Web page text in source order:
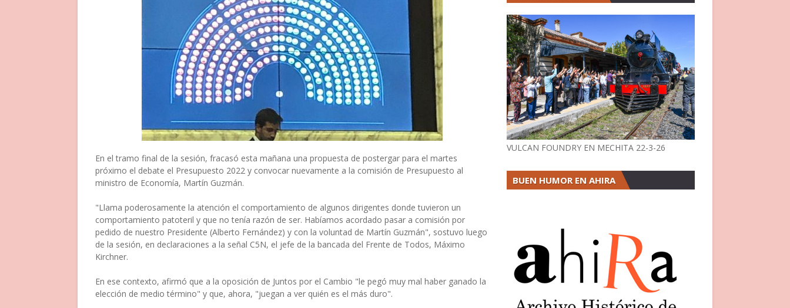
En el tramo final de la sesión, fracasó esta mañana una propuesta de postergar para el martes
próximo el debate el Presupuesto 2022 y convocar nuevamente a la comisión de Presupuesto al
ministro de Economía, Martín Guzmán.
"Llama poderosamente la atención el comportamiento de algunos dirigentes donde tuvieron un
comportamiento patoteril y que no tenía razón de ser. Habíamos acordado pasar a comisión por
pedido de nuestro Presidente (Alberto Fernández) y con la voluntad de Martín Guzmán", sostuvo luego
de la sesión, en declaraciones a la señal C5N, el jefe de la bancada del Frente de Todos, Máximo
Kirchner.
En ese contexto, afirmó que a la oposición de Juntos por el Cambio "le pegó muy mal haber ganado la
elección de medio término" y que, ahora, "juegan a ver quién es el más duro".
VULCAN FOUNDRY EN MECHITA 22-3-26
BUEN HUMOR EN AHIRA